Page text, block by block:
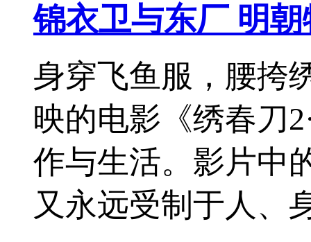
锦衣卫与东厂 明
身穿飞鱼服，腰
映的电影《绣春刀
作与生活。影片中
又永远受制于人